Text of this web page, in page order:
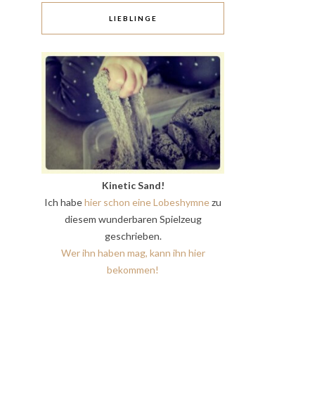
LIEBLINGE
Kinetic Sand!
Ich habehier schon eine Lobeshymnezu
diesem wunderbaren Spielzeug
geschrieben.
Wer ihn haben mag, kann ihn hier
bekommen!